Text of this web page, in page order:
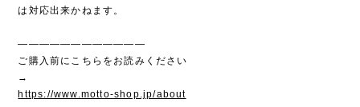
は対応出来かねます。
————————————
ご購入前にこちらをお読みください
→
https://www.motto-shop.jp/about